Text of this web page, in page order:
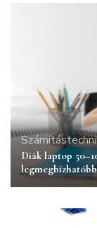
Diák laptop